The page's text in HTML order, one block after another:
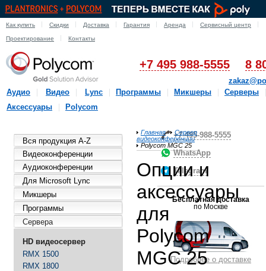
Как купить Скидки Доставка Гарантия Аренда Сервисный центр
Проектирование Контакты
+7 495 988-5555 8
Аудио
Видео Lync Программы Микшеры
Серверы
Аксессуары
Polycom
Вся продукция A-Z
Видеоконференции
Аудиоконференции
Для Microsoft Lync
Микшеры
Программы
Сервера
HD видеосервер
RMX 1500
RMX 1800
+7-495-988-5555
WhatsApp
Telegram
Бесплатная доставка
по Москве
Подробнее о доставке
Главная
Сервер
видеоконференции
Polycom MGC 25
Опции и
аксессуары
для
Polycom
MGC 25